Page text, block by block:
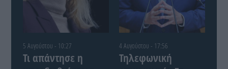
5 Αυγούστου - 10:27
Τι απάντησε η
4 Αυγούστου - 17:56
Τηλεφωνική